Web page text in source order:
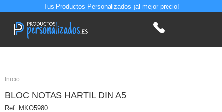
Tus Productos Personalizados ¡al mejor precio!
Inicio
BLOC NOTAS HARTIL DIN A5
Ref: MKO5980